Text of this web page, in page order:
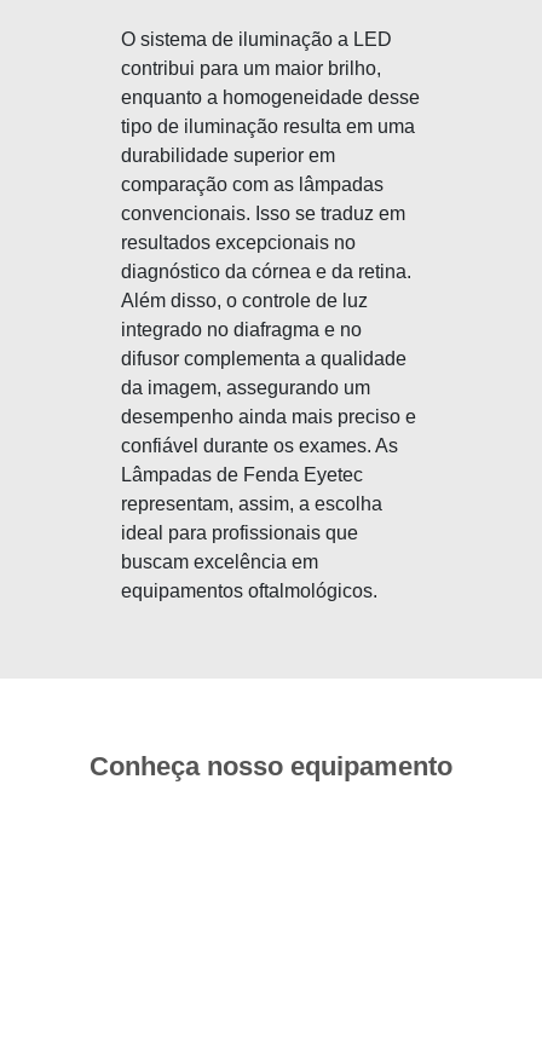
O sistema de iluminação a LED
contribui para um maior brilho,
enquanto a homogeneidade desse
tipo de iluminação resulta em uma
durabilidade superior em
comparação com as lâmpadas
convencionais. Isso se traduz em
resultados excepcionais no
diagnóstico da córnea e da retina.
Além disso, o controle de luz
integrado no diafragma e no
difusor complementa a qualidade
da imagem, assegurando um
desempenho ainda mais preciso e
confiável durante os exames. As
Lâmpadas de Fenda Eyetec
representam, assim, a escolha
ideal para profissionais que
buscam excelência em
equipamentos oftalmológicos.
Conheça nosso equipamento